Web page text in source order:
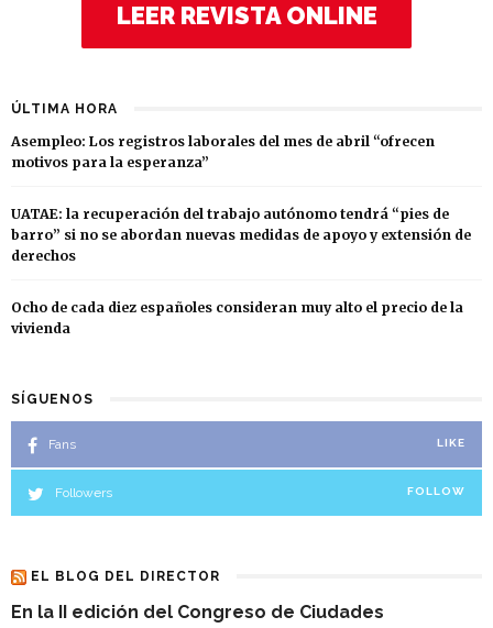
LEER REVISTA ONLINE
ÚLTIMA HORA
Asempleo: Los registros laborales del mes de abril “ofrecen
motivos para la esperanza”
UATAE: la recuperación del trabajo autónomo tendrá “pies de
barro” si no se abordan nuevas medidas de apoyo y extensión de
derechos
Ocho de cada diez españoles consideran muy alto el precio de la
vivienda
SÍGUENOS
Fans LIKE
Followers FOLLOW
EL BLOG DEL DIRECTOR
En la II edición del Congreso de Ciudades